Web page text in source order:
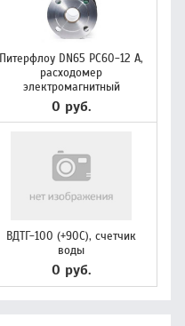
Питерфлоу DN65 РС60-12 A,
расходомер
электромагнитный
0 руб.
ВДТГ-100 (+90С), счетчик
воды
0 руб.